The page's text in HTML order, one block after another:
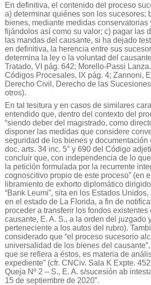
En definitiva, el contenido del proceso
a) determinar quiénes son los sucesores;
bienes, mediante medidas conservatorias
fijándolos así como su valor; c) pagar las
las mandas del causante, si ha dejado
en definitiva, la herencia entre sus
determina la ley o la voluntad del
Tratado, VI pág. 642; Morello-Passi
Códigos Procesales, IX pág. 4; Zannoni,
Derecho Civil, Derecho de las
otros).
En tal tesitura y en casos de similares
entendido que, dentro del contexto del
“siendo deber del magistrado, como
disponer las medidas que considere
seguridad de los bienes y documentación
doc. arts. 34 inc. 5° y 690 del Código
concluir que, con independencia de lo
la petición formulada por la recurrente
cognoscitivo propio de este proceso” (en
libramiento de exhorto diplomático
“Bank Leumi”, sita en los Estados
en el estado de La Florida, a fin de
proceder a transferir los fondos existentes
causante, E. A. S., a la orden del juzgado
perteneciente a los autos del rubro).
considerado que “el proceso sucesorio
universalidad de los bienes del
que se refiera a éstos, es materia de
expediente” (cfr. CNCiv. Sala K Expte.
Queja Nº 2 – S., E. A. s/sucesión ab
15 de septiembre de 2020”.